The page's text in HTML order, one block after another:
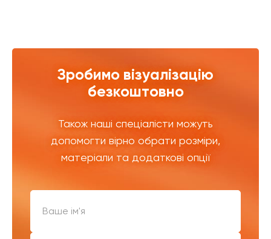
Зробимо візуалізацію
безкоштовно
Також наші спеціалісти можуть
допомогти вірно обрати розміри,
матеріали та додаткові опції